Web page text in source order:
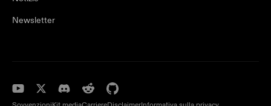
Newsletter